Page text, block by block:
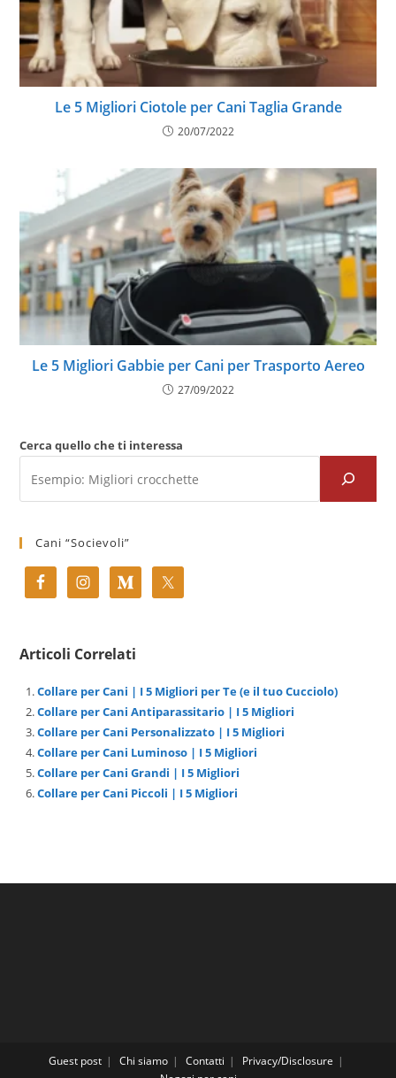
Le 5 Migliori Ciotole per Cani Taglia Grande
20/07/2022
Le 5 Migliori Gabbie per Cani per Trasporto Aereo
27/09/2022
Cerca quello che ti interessa
Cani “Socievoli”
Articoli Correlati
Collare per Cani | I 5 Migliori per Te (e il tuo Cucciolo)
Collare per Cani Antiparassitario | I 5 Migliori
Collare per Cani Personalizzato | I 5 Migliori
Collare per Cani Luminoso | I 5 Migliori
Collare per Cani Grandi | I 5 Migliori
Collare per Cani Piccoli | I 5 Migliori
Guest post Chi siamo Contatti
Privacy/Disclosure